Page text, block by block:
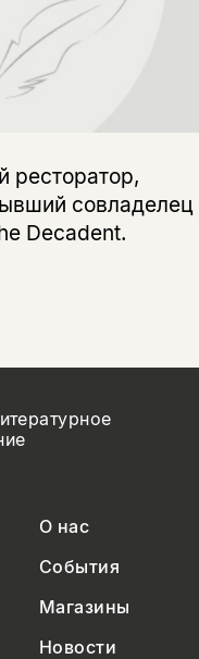
ресторатор,
совладелец
Decadent.
О нас
События
Магазины
Новости